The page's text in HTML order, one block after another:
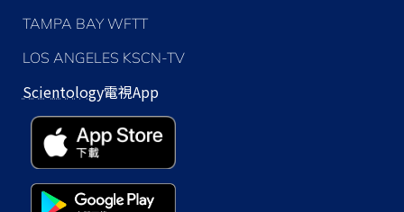
TAMPA BAY WFTT
LOS ANGELES KSCN-TV
Scientology電視App